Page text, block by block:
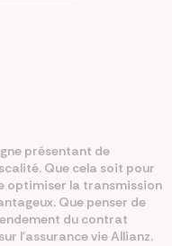
présentant de
Que cela soit pour
optimiser la transmission
Que penser de
du contrat
l'assurance vie Allianz.